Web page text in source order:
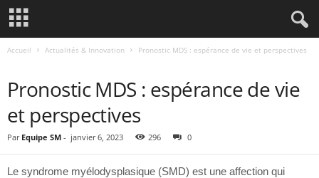
Accueil Actualités & Innovation Pronostic MDS : espérance de vie et perspectives
Pronostic MDS : espérance de vie
et perspectives
Par Equipe SM - janvier 6, 2023 296 0
Le syndrome myélodysplasique (SMD) est une affection qui